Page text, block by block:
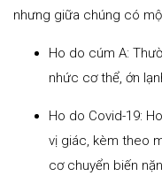
nhưng giữa chúng có
Ho do cúm A:
nhức cơ thể, ớn
Ho do Covid-19:
vị giác, kèm theo
cơ chuyển biến